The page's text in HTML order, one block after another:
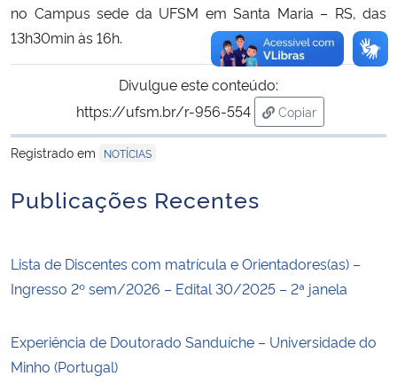
no Campus sede da UFSM em Santa Maria – RS, das
13h30min às 16h.
Divulgue este conteúdo:
https://ufsm.br/r-956-554
Copiar
para área de
Registrado em
NOTÍCIAS
Publicações Recentes
Lista de Discentes com matrícula e Orientadores(as) –
Ingresso 2º sem/2026 – Edital 30/2025 – 2ª janela
Experiência de Doutorado Sanduíche – Universidade do
Minho (Portugal)